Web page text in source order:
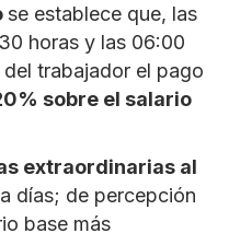
se establece que, las
horas y las 06:00
trabajador el pago
sobre el salario
extraordinarias al
días; de percepción
base más